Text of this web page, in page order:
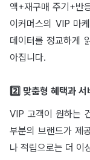
액+재구매 주기+반
이커머스의 VIP 마
데이터를 정교하게
아집니다.
2️⃣ 맞춤형 혜택과 서
VIP 고객이 원하는
부분의 브랜드가 제
나 적립으로는 더 이